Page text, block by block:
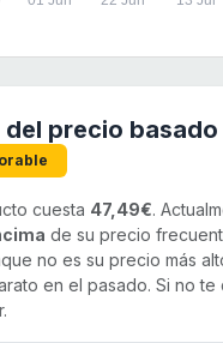
del precio
cuesta 47,49€.
de su precio
no es su precio más
en el pasado. Si no te